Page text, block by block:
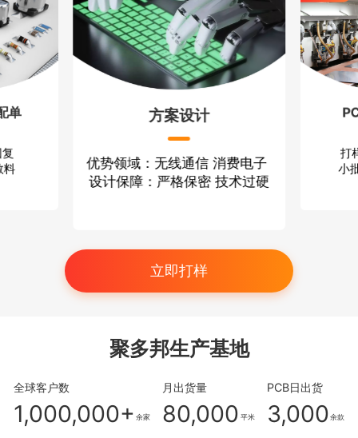
单
料
方案设计
优势领域：无线通信 消费电子
设计保障：严格保密 技术过硬
打
小
立即打样
聚多邦生产基地
全球客户数
1,000,000+ 余家
月出货量
80,000 平米
PCB日出货
3,000 余款